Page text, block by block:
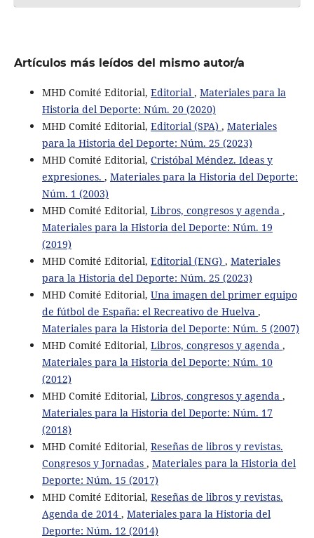
Artículos más leídos del mismo autor/a
MHD Comité Editorial, Editorial , Materiales para la
Historia del Deporte: Núm. 20 (2020)
MHD Comité Editorial, Editorial (SPA) , Materiales
para la Historia del Deporte: Núm. 25 (2023)
MHD Comité Editorial, Cristóbal Méndez. Ideas y
expresiones. , Materiales para la Historia del Deporte:
Núm. 1 (2003)
MHD Comité Editorial, Libros, congresos y agenda ,
Materiales para la Historia del Deporte: Núm. 19
(2019)
MHD Comité Editorial, Editorial (ENG) , Materiales
para la Historia del Deporte: Núm. 25 (2023)
MHD Comité Editorial, Una imagen del primer equipo
de fútbol de España: el Recreativo de Huelva ,
Materiales para la Historia del Deporte: Núm. 5 (2007)
MHD Comité Editorial, Libros, congresos y agenda ,
Materiales para la Historia del Deporte: Núm. 10
(2012)
MHD Comité Editorial, Libros, congresos y agenda ,
Materiales para la Historia del Deporte: Núm. 17
(2018)
MHD Comité Editorial, Reseñas de libros y revistas.
Congresos y Jornadas , Materiales para la Historia del
Deporte: Núm. 15 (2017)
MHD Comité Editorial, Reseñas de libros y revistas.
Agenda de 2014 , Materiales para la Historia del
Deporte: Núm. 12 (2014)